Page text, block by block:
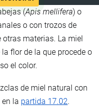
(Apis mellifera) o
o con trozos de
materias. La miel
flor de la que procede o
el color.
de miel natural con
la partida 17.02.